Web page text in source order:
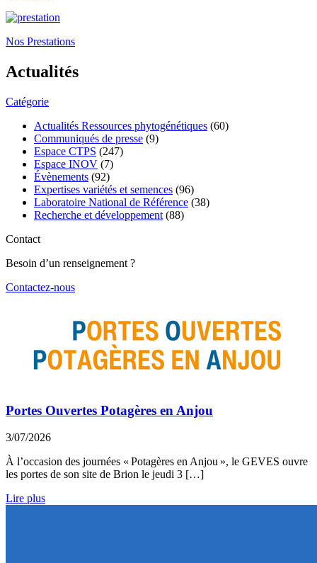
Nos Prestations
Actualités
Catégorie
Actualités Ressources phytogénétiques (60)
Communiqués de presse (9)
Espace CTPS (247)
Espace INOV (7)
Évènements (92)
Expertises variétés et semences (96)
Laboratoire National de Référence (38)
Recherche et développement (88)
Contact
Besoin d’un renseignement ?
Contactez-nous
Portes Ouvertes Potagères en Anjou
3/07/2026
À l’occasion des journées « Potagères en Anjou », le GEVES ouvre
les portes de son site de Brion le jeudi 3 […]
Lire plus